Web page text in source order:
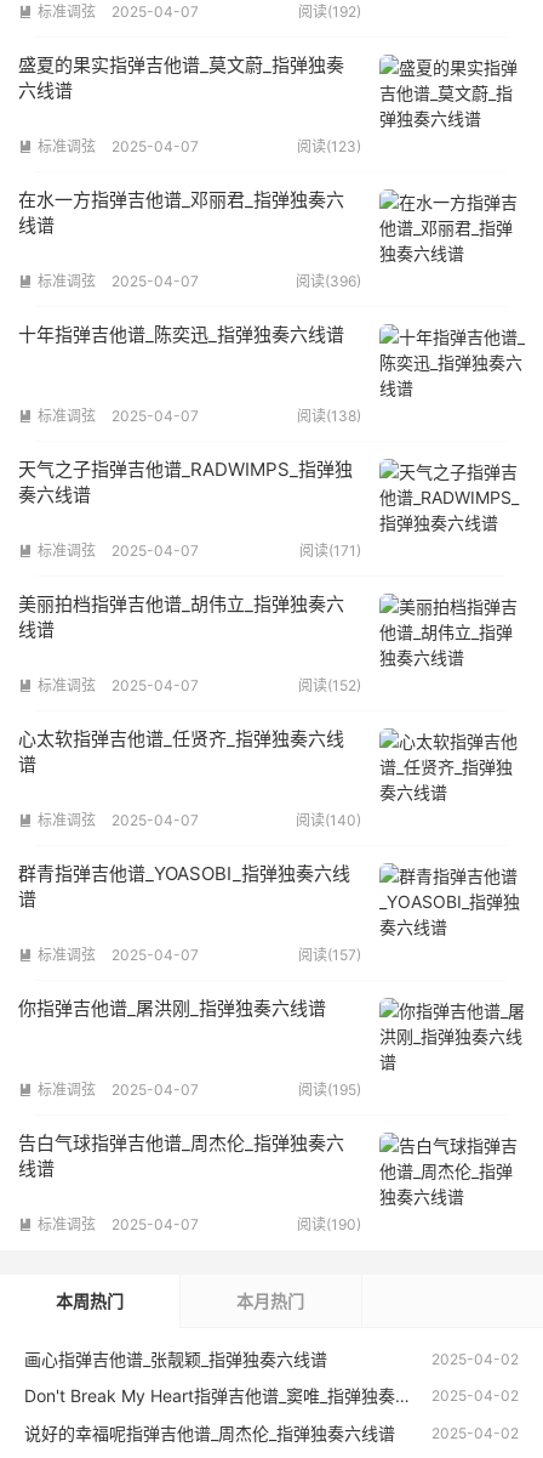
 标准调弦 2025-04-07 阅读(192)
盛夏的果实指弹吉他谱_莫文蔚_指弹独奏
六线谱
 标准调弦 2025-04-07 阅读(123)
在水一方指弹吉他谱_邓丽君_指弹独奏六
线谱
 标准调弦 2025-04-07 阅读(396)
十年指弹吉他谱_陈奕迅_指弹独奏六线谱
 标准调弦 2025-04-07 阅读(138)
天气之子指弹吉他谱_RADWIMPS_指弹独
奏六线谱
 标准调弦 2025-04-07 阅读(171)
美丽拍档指弹吉他谱_胡伟立_指弹独奏六
线谱
 标准调弦 2025-04-07 阅读(152)
心太软指弹吉他谱_任贤齐_指弹独奏六线
谱
 标准调弦 2025-04-07 阅读(140)
群青指弹吉他谱_YOASOBI_指弹独奏六线
谱
 标准调弦 2025-04-07 阅读(157)
你指弹吉他谱_屠洪刚_指弹独奏六线谱
 标准调弦 2025-04-07 阅读(195)
告白气球指弹吉他谱_周杰伦_指弹独奏六
线谱
 标准调弦 2025-04-07 阅读(190)
本周热门 本月热门
2025-04-02
画心指弹吉他谱_张靓颖_指弹独奏六线谱
2025-04-02
Don't Break My Heart指弹吉他谱_窦唯_指弹独奏六线谱
2025-04-02
说好的幸福呢指弹吉他谱_周杰伦_指弹独奏六线谱